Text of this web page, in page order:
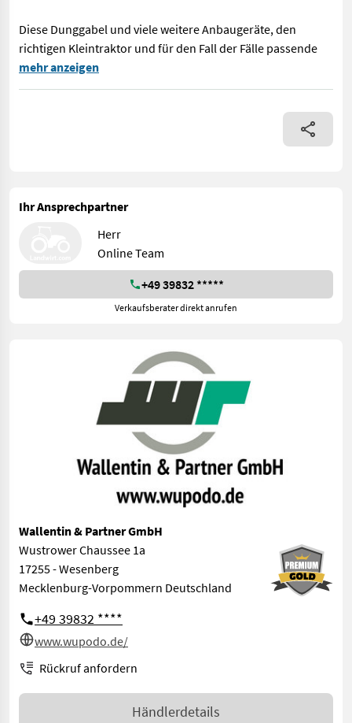
Diese Dunggabel und viele weitere Anbaugeräte, den
richtigen Kleintraktor und für den Fall der Fälle passende
➤ Eigenschaften Dunggabel 1,50m: • Euro Aufnahme •
mehr anzeigen
Ihr Ansprechpartner
Herr
Online Team
+49 39832 *****
Verkaufsberater direkt anrufen
Wallentin & Partner GmbH
Wustrower Chaussee 1a
17255 - Wesenberg
Mecklenburg-Vorpommern Deutschland
+49 39832 ****
www.wupodo.de/
Rückruf anfordern
Händlerdetails